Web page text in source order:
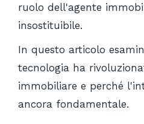
ruolo dell'agente
insostituibile.
In questo articolo
tecnologia ha
immobiliare e perché
ancora fondamentale.